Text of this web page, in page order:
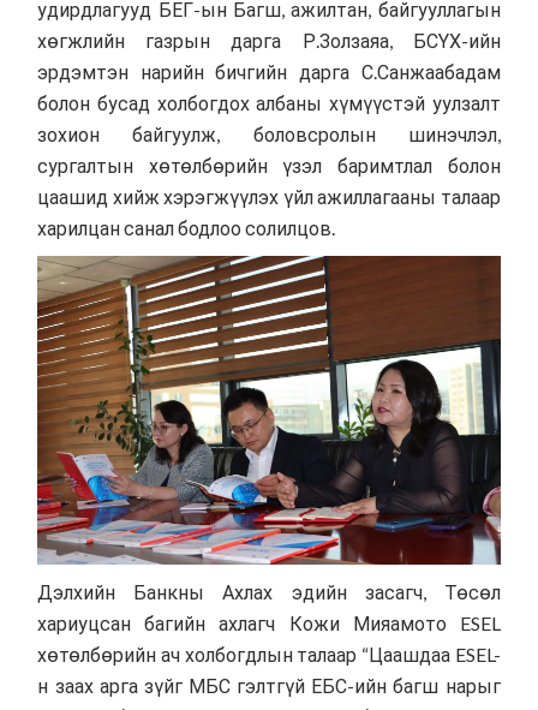
удирдлагууд БЕГ-ын Багш, ажилтан, байгууллагын
хөгжлийн газрын дарга Р.Золзаяа, БСҮХ-ийн
эрдэмтэн нарийн бичгийн дарга С.Санжаабадам
болон бусад холбогдох албаны хүмүүстэй уулзалт
зохион байгуулж, боловсролын шинэчлэл,
сургалтын хөтөлбөрийн үзэл баримтлал болон
цаашид хийж хэрэгжүүлэх үйл ажиллагааны талаар
харилцан санал бодлоо солилцов.
Дэлхийн Банкны Ахлах эдийн засагч, Төсөл
хариуцсан багийн ахлагч Кожи Мияамото ESEL
хөтөлбөрийн ач холбогдлын талаар “Цаашдаа ESEL-
н заах арга зүйг МБС гэлтгүй ЕБС-ийн багш нарыг